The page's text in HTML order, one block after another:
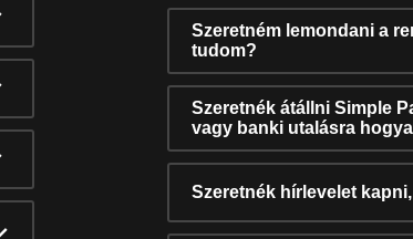
Szeretném lemondani a
tudom?
Szeretnék átállni Simple
vagy banki utalásra
Szeretnék hírlevelet